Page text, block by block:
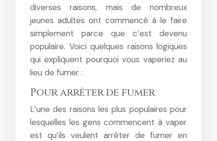
diverses raisons, mais de nombreux
jeunes adultes ont commencé à le faire
simplement parce que c’est devenu
populaire. Voici quelques raisons logiques
qui expliquent pourquoi vous vaperiez au
lieu de fumer :
Pour arrêter de fumer
L’une des raisons les plus populaires pour
lesquelles les gens commencent à vaper
est qu’ils veulent arrêter de fumer en